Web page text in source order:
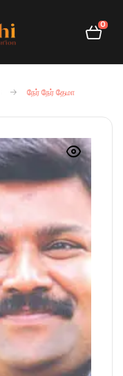
0
நேர் நேர் தேமா